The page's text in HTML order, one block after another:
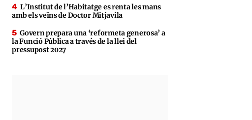
L’Institut de l’Habitatge es renta les mans
amb els veïns de Doctor Mitjavila
Govern prepara una ‘reformeta generosa’ a
la Funció Pública a través de la llei del
pressupost 2027